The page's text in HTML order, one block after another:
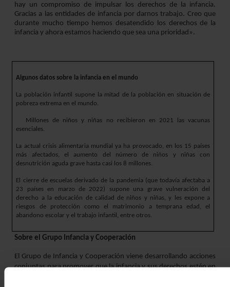
hay un compromiso de impulsar los derechos de la infancia.
Gracias a las entidades de infancia por darnos trabajo. Creo que
durante mucho tiempo hemos desatendido los derechos de la
infancia y ahora estamos haciendo que sea una prioridad».
Algunos datos sobre la infancia en el mundo
La población infantil supone la mitad de la población en situación de
pobreza extrema en el mundo.
25 Millones de niños y niñas no recibieron en 2021 las vacunas
esenciales.
La actual crisis alimentaria mundial ya ha provocado, en los 15 países
más afectados, el aumento del número de niños y niñas con
desnutrición aguda grave hasta casi los 8 millones.
El cierre de escuelas derivado de la pandemia (que todavía afectaba a
23 países en marzo de 2022) supone una grave vulneración del
derecho a la educación de calidad de niños y niñas,y les expone a
riesgos de protección como el matrimonio a temprana edad, el
abandono escolar y el trabajo infantil, entre otros.
Sobre el Grupo Infancia y Cooperación
El Grupo de Infancia y Cooperación viene desarrollando acciones
conjuntas para promover que la infancia y sus derechos estén en